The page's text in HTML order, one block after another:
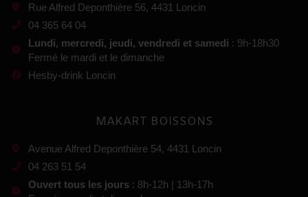
Rue Alfred Deponthière 56, 4431 Loncin
04 365 64 04
Lundi, mercredi, jeudi, vendredi et samedi : 9h-18h30
Fermé le mardi et le dimanche
Hesby-drink Loncin
MAKART BOISSONS
Avenue Alfred Deponthière 54, 4431 Loncin
04 263 51 54
Ouvert tous les jours : 8h-12h | 13h-17h